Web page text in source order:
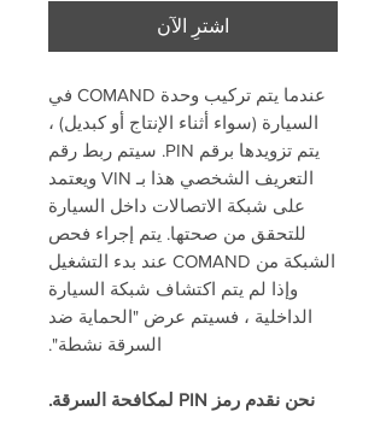
اشترِ الآن
عندما يتم تركيب وحدة COMAND في
السيارة (سواء أثناء الإنتاج أو كبديل) ،
يتم تزويدها برقم PIN. سيتم ربط رقم
التعريف الشخصي هذا بـ VIN ويعتمد
على شبكة الاتصالات داخل السيارة
للتحقق من صحتها. يتم إجراء فحص
الشبكة من COMAND عند بدء التشغيل
وإذا لم يتم اكتشاف شبكة السيارة
الداخلية ، فسيتم عرض "الحماية ضد
السرقة نشطة".
نحن نقدم رمز PIN لمكافحة السرقة.